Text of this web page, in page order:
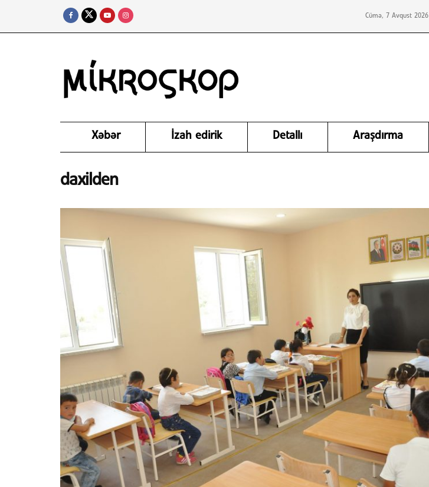
Cümə, 7 Avqust 2026
Xəbər İzah edirik Detallı Araşdırma
daxilden